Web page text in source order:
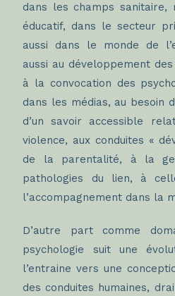
dans les champs sanitaire,
éducatif, dans le secteur
aussi dans le monde de
aussi au développement
à la convocation des
dans les médias, au besoin
d’un savoir accessible
violence, aux conduites «
de la parentalité, à la
pathologies du lien, à
l’accompagnement dans la
D’autre part comme
psychologie suit une
l’entraine vers une
des conduites humaines,